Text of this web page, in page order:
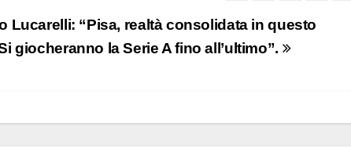
Lucarelli: “Pisa, realtà consolidata in questo
giocheranno la Serie A fino all’ultimo”.